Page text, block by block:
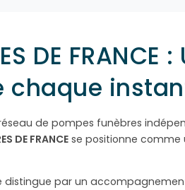
DE FRANCE :
chaque
de pompes funèbres
DE FRANCEse positionne comme
distingue par un